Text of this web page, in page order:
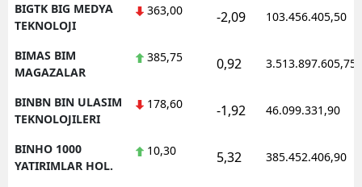
BIGTK BIG MEDYA
TEKNOLOJI
363,00 -2,09 103.456.405,50
BIMAS BIM
MAGAZALAR
385,75 0,92 3.513.897.605,75
BINBN BIN ULASIM
TEKNOLOJILERI
178,60 -1,92 46.099.331,90
BINHO 1000
YATIRIMLAR HOL.
10,30 5,32 385.452.406,90